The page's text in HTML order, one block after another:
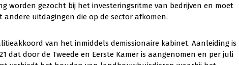
worden gezocht bij het investeringsritme van bedrijven en moet
uitdagingen die op de sector afkomen.
van het inmiddels demissionaire kabinet. Aanleiding is
dat door de Tweede en Eerste Kamer is aangenomen en per juli